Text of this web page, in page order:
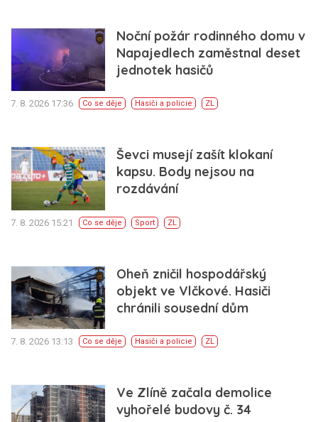
Noční požár rodinného domu v
Napajedlech zaměstnal deset
jednotek hasičů
7. 8. 2026 17:36 Co se děje Hasiči a policie ZL
Ševci musejí zašít klokaní
kapsu. Body nejsou na
rozdávání
7. 8. 2026 15:21 Co se děje Sport ZL
Oheň zničil hospodářský
objekt ve Vlčkové. Hasiči
chránili sousední dům
7. 8. 2026 13:13 Co se děje Hasiči a policie ZL
Ve Zlíně začala demolice
vyhořelé budovy č. 34